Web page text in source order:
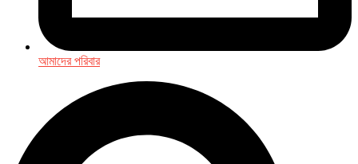
আমাদের পরিবার